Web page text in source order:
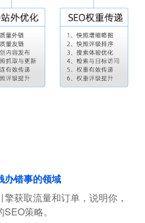
办错事的领域
获取流量和订单，说明你，
策略。